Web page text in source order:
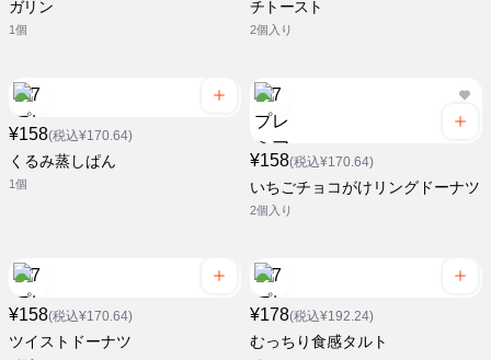
ガリン
1個
チトースト
2個入り
¥158(税込¥170.64)
くるみ蒸しぱん
1個
¥158(税込¥170.64)
いちごチョコがけリングドーナツ
2個入り
¥158(税込¥170.64)
ツイストドーナツ
¥178(税込¥192.24)
むっちり食感タルト